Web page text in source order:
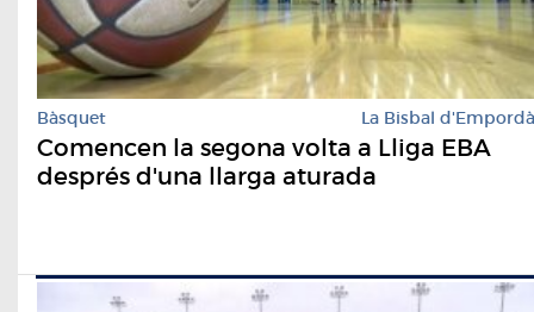
Bàsquet La Bisbal d'Empordà
Comencen la segona volta a Lliga EBA
després d'una llarga aturada